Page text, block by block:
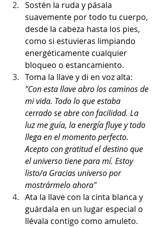
Sostén la ruda y pásala
suavemente por todo tu cuerpo,
desde la cabeza hasta los pies,
como si estuvieras limpiando
energéticamente cualquier
bloqueo o estancamiento.
Toma la llave y di en voz alta:
"Con esta llave abro los caminos de
mi vida. Todo lo que estaba
cerrado se abre con facilidad. La
luz me guía, la energía fluye y todo
llega en el momento perfecto.
Acepto con gratitud el destino que
el universo tiene para mí. Estoy
listo/a Gracias universo por
mostrármelo ahora"
Ata la llave con la cinta blanca y
guárdala en un lugar especial o
llévala contigo como amuleto.